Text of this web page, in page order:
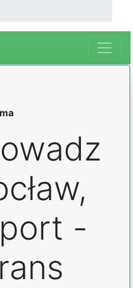
-